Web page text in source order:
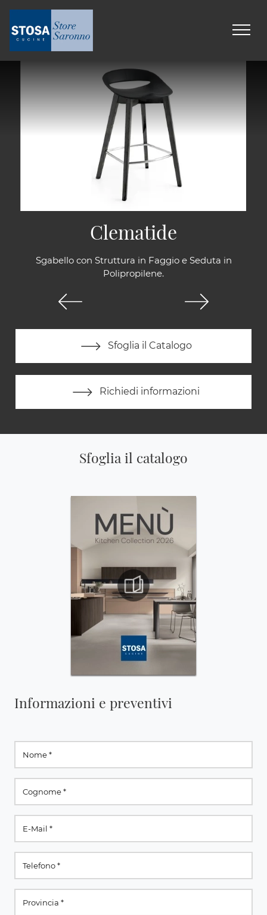
Sgabello con Struttura in Faggio e Seduta in
Polipropilene.
Sfoglia il Catalogo
Richiedi informazioni
Clematide
Sfoglia il catalogo
Informazioni e preventivi